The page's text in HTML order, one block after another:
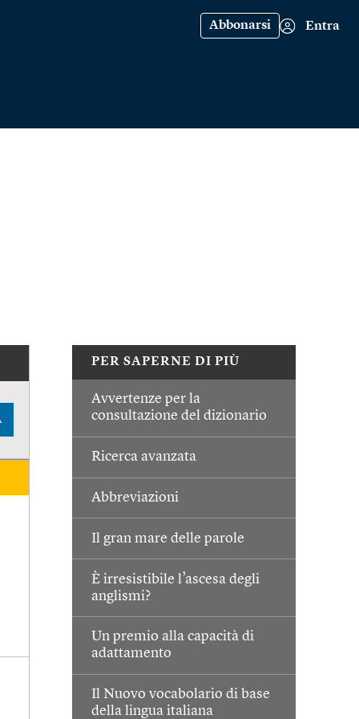
Abbonarsi Entra
PER SAPERNE DI PIÙ
Avvertenze per la
consultazione del dizionario
Ricerca avanzata
Abbreviazioni
Il gran mare delle parole
È irresistibile l’ascesa degli
anglismi?
Un premio alla capacità di
adattamento
Il Nuovo vocabolario di base
della lingua italiana